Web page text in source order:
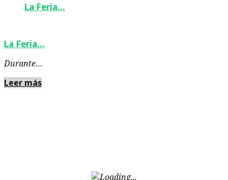
La Feria…
La Feria…
Durante…
Leer más